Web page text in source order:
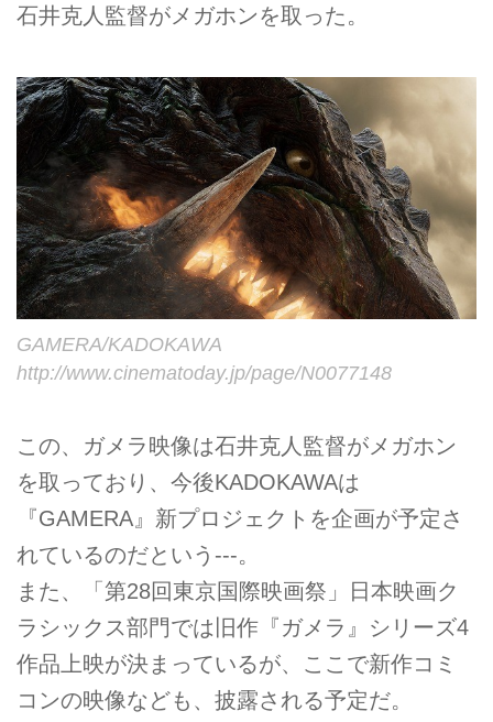
石井克人監督がメガホンを取った。
GAMERA/KADOKAWA
http://www.cinematoday.jp/page/N0077148
この、ガメラ映像は石井克人監督がメガホン
を取っており、今後KADOKAWAは
『GAMERA』新プロジェクトを企画が予定さ
れているのだという---。
また、「第28回東京国際映画祭」日本映画ク
ラシックス部門では旧作『ガメラ』シリーズ4
作品上映が決まっているが、ここで新作コミ
コンの映像なども、披露される予定だ。